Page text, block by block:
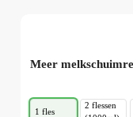
Meer
1 fles
2 flessen